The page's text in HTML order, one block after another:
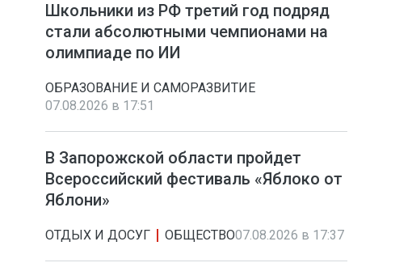
Школьники из РФ третий год подряд
стали абсолютными чемпионами на
олимпиаде по ИИ
ОБРАЗОВАНИЕ И САМОРАЗВИТИЕ
07.08.2026 в 17:51
В Запорожской области пройдет
Всероссийский фестиваль «Яблоко от
Яблони»
ОТДЫХ И ДОСУГ ОБЩЕСТВО07.08.2026 в 17:37